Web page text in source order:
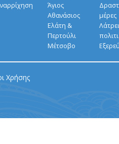
Άγιος
Αθανάσιος
Ελάτη &
Περτούλι
Μέτσοβο
μέρες
Χρήσης